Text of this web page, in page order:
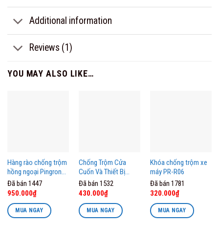
Additional information
Reviews (1)
YOU MAY ALSO LIKE…
Hàng rào chống trộm
hồng ngoại Pingron
PR-DB100T
Đã bán 1447
950.000₫
MUA NGAY
Chống Trộm Cửa
Cuốn Và Thiết Bị
Chống Cạy Gắn Cửa
Cuốn PR-C09 Pingron
Đã bán 1532
Original
was:
585.000₫.
430.000₫Current
price
is:
430.000₫.
MUA NGAY
Khóa chống trộm xe
máy PR-R06
Đã bán 1781
Original
was:
360.000₫.
320.000₫Current
price
is:
320.000₫.
MUA NGAY